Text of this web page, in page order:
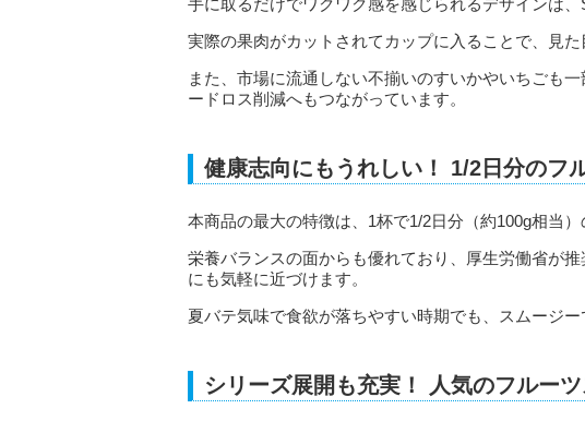
手に取るだけでワクワク感を感じられるデザインは、
実際の果肉がカットされてカップに入ることで、見た
また、市場に流通しない不揃いのすいかやいちごも
ードロス削減へもつながっています。
健康志向にもうれしい！ 1/2日分のフ
本商品の最大の特徴は、1杯で1/2日分（約100g相当）
栄養バランスの面からも優れており、厚生労働省が
にも気軽に近づけます。
夏バテ気味で食欲が落ちやすい時期でも、スムージー
シリーズ展開も充実！ 人気のフルー